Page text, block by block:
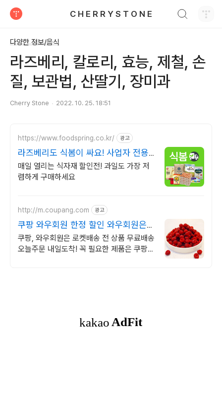
C H E R R Y S T O N E
다양한 정보/음식
라즈베리, 칼로리, 효능, 제철, 손
질, 보관법, 산딸기, 장미과
Cherry Stone 2022. 10. 25. 18:51
https://www.foodspring.co.kr/ 광고
라즈베리도 식봄이 싸요! 사업자 전용
특가
매일 열리는 식자재 할인전! 과일도 가장 저
렴하게 구매하세요
http://m.coupang.com 광고
쿠팡 와우회원 한정 할인 와우회원은
무제한 무료 배송
쿠팡, 와우회원은 로켓배송 전 상품 무료배송
오늘주문 내일도착! 꼭 필요한 제품은 쿠팡에